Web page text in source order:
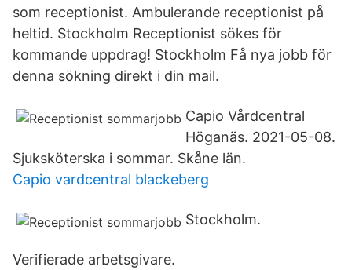
som receptionist. Ambulerande receptionist på
heltid. Stockholm Receptionist sökes för
kommande uppdrag! Stockholm Få nya jobb för
denna sökning direkt i din mail.
Capio Vårdcentral
Höganäs. 2021-05-08.
Sjuksköterska i sommar. Skåne län.
Capio vardcentral blackeberg
Stockholm.
Verifierade arbetsgivare.